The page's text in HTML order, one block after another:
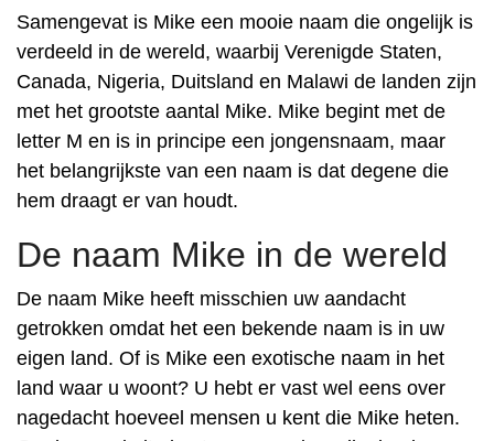
Samengevat is Mike een mooie naam die ongelijk is
verdeeld in de wereld, waarbij Verenigde Staten,
Canada, Nigeria, Duitsland en Malawi de landen zijn
met het grootste aantal Mike. Mike begint met de
letter M en is in principe een jongensnaam, maar
het belangrijkste van een naam is dat degene die
hem draagt er van houdt.
De naam Mike in de wereld
De naam Mike heeft misschien uw aandacht
getrokken omdat het een bekende naam is in uw
eigen land. Of is Mike een exotische naam in het
land waar u woont? U hebt er vast wel eens over
nagedacht hoeveel mensen u kent die Mike heten.